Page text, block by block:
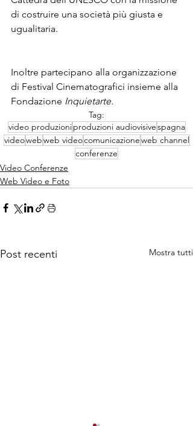
di costruire una società più giusta e
ugualitaria.
Inoltre partecipano alla organizzazione
di Festival Cinematografici insieme alla
Fondazione Inquietarte.
Tag:
video produzioniproduzioni audiovisivespagna
videowebweb videocomunicazioneweb channel
conferenze
Video Conferenze
Web Video e Foto
Post recenti Mostra tutti